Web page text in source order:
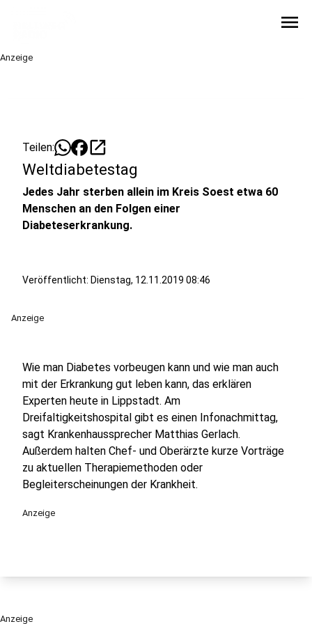
menu
Anzeige
Teilen: open_in_new
Weltdiabetestag
Jedes Jahr sterben allein im Kreis Soest etwa 60
Menschen an den Folgen einer
Diabeteserkrankung.
Veröffentlicht: Dienstag, 12.11.2019 08:46
Anzeige
Wie man Diabetes vorbeugen kann und wie man auch
mit der Erkrankung gut leben kann, das erklären
Experten heute in Lippstadt. Am
Dreifaltigkeitshospital gibt es einen Infonachmittag,
sagt Krankenhaussprecher Matthias Gerlach.
Außerdem halten Chef- und Oberärzte kurze Vorträge
zu aktuellen Therapiemethoden oder
Begleiterscheinungen der Krankheit.
Anzeige
Anzeige